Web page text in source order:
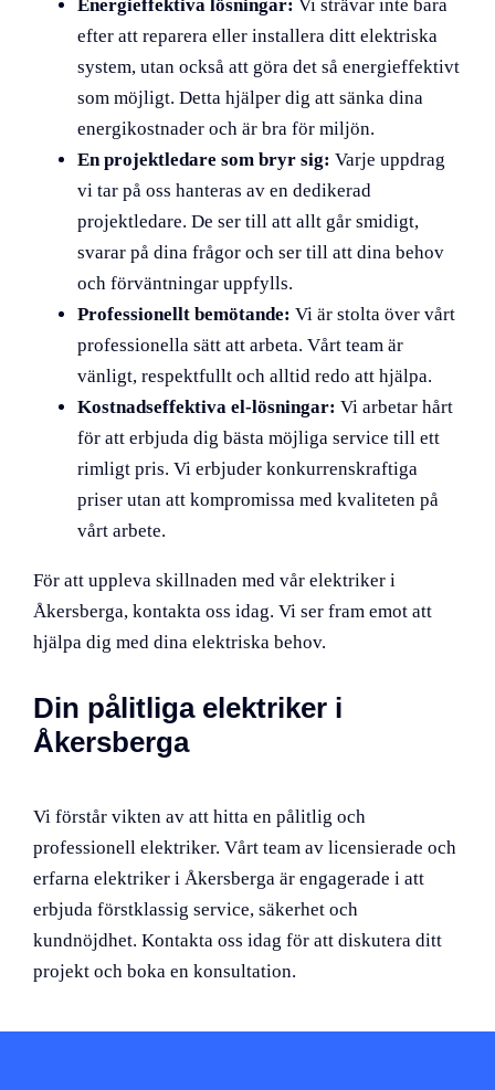
Energieffektiva lösningar: Vi strävar inte bara
efter att reparera eller installera ditt elektriska
system, utan också att göra det så energieffektivt
som möjligt. Detta hjälper dig att sänka dina
energikostnader och är bra för miljön.
En projektledare som bryr sig: Varje uppdrag
vi tar på oss hanteras av en dedikerad
projektledare. De ser till att allt går smidigt,
svarar på dina frågor och ser till att dina behov
och förväntningar uppfylls.
Professionellt bemötande: Vi är stolta över vårt
professionella sätt att arbeta. Vårt team är
vänligt, respektfullt och alltid redo att hjälpa.
Kostnadseffektiva el-lösningar: Vi arbetar hårt
för att erbjuda dig bästa möjliga service till ett
rimligt pris. Vi erbjuder konkurrenskraftiga
priser utan att kompromissa med kvaliteten på
vårt arbete.
För att uppleva skillnaden med vår elektriker i
Åkersberga, kontakta oss idag. Vi ser fram emot att
hjälpa dig med dina elektriska behov.
Din pålitliga elektriker i
Åkersberga
Vi förstår vikten av att hitta en pålitlig och
professionell elektriker. Vårt team av licensierade och
erfarna elektriker i Åkersberga är engagerade i att
erbjuda förstklassig service, säkerhet och
kundnöjdhet. Kontakta oss idag för att diskutera ditt
projekt och boka en konsultation.